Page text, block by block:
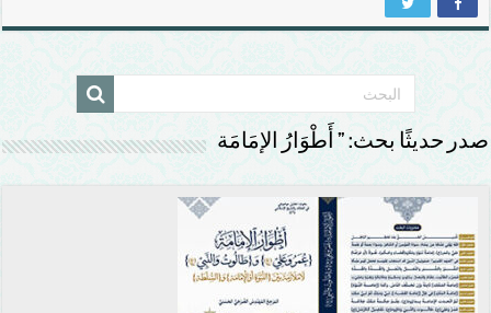
صدر حديثًا بحث: ” أَطْوَارُ الإمَامَة